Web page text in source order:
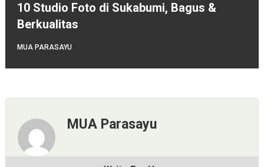
10 Studio Foto di Sukabumi, Bagus &
Berkualitas
MUA PARASAYU
MUA Parasayu